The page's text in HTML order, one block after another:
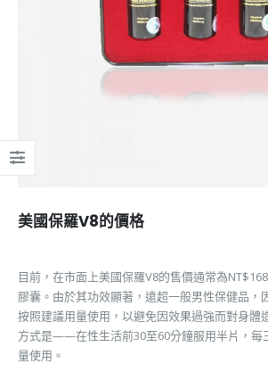
美國保羅V8的價格
目前，在市面上美國保羅V8的售價通常為
膠囊。由於其功效顯著，遠超一般男性保健品，
按照建議用量使用，以避免因效果過強而對身體
方式是——在性生活前30至60分鐘服用半片，每
量使用。